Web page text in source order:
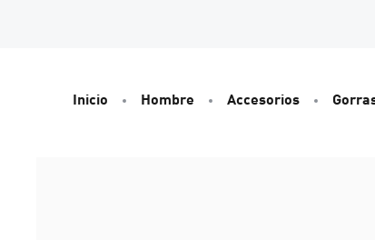
Inicio Hombre Accesorios